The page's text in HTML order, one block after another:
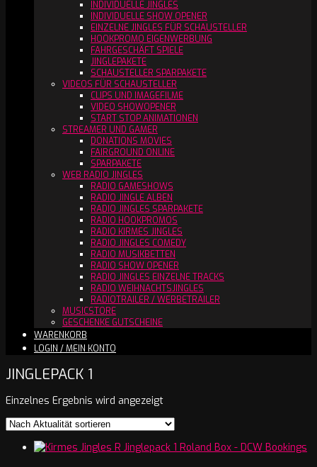
INDIVIDUELLE JINGLES
INDIVIDUELLE SHOW OPENER
EINZELNE JINGLES FÜR SCHAUSTELLER
HOOKPROMO EIGENWERBUNG
FAHRGESCHÄFT SPIELE
JINGLEPAKETE
SCHAUSTELLER SPARPAKETE
VIDEOS FÜR SCHAUSTELLER
CLIPS UND IMAGEFILME
VIDEO SHOWOPENER
START STOP ANIMATIONEN
STREAMER UND GAMER
DONATIONS MOVIES
FAIRGROUND ONLINE
SPARPAKETE
WEB RADIO JINGLES
RADIO GAMESHOWS
RADIO JINGLE ALBEN
RADIO JINGLES SPARPAKETE
RADIO HOOKPROMOS
RADIO KIRMES JINGLES
RADIO JINGLES COMEDY
RADIO MUSIKBETTEN
RADIO SHOW OPENER
RADIO JINGLES EINZELNE TRACKS
RADIO WEIHNACHTSJINGLES
RADIOTRAILER / WERBETRAILER
MUSICSTORE
GESCHENKE GUTSCHEINE
WARENKORB
LOGIN / MEIN KONTO
JINGLEPACK 1
Einzelnes Ergebnis wird angezeigt